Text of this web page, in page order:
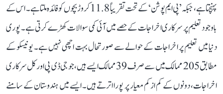
پہنچتا ہے، جبکہ ’پی ایم پوشن‘ کے تحت تقریباً 11.8 کروڑ بچوں کو فائدہ ملتا ہے۔ اس کے
باوجود تعلیم پر سرکاری اخراجات کے حصے میں آئی کمی سوالات کھڑے کرتی ہے۔ پوری
دنیا میں تعلیم پر اخراجات کے حوالے سے صورتحال بہت اچھی نہیں ہے۔ یونیسکو کے
مطابق 205 ممالک میں سے صرف 39 ممالک ایسے ہیں، جو جی ڈی پی اور کل سرکاری
اخراجات، دونوں کے کم از کم معیار پر پورا اترتے ہیں۔ ایسے میں ہندوستان کے سامنے